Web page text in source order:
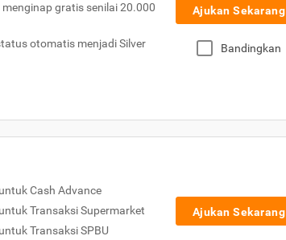
gratis senilai 20.000
otomatis menjadi Silver
Ajukan Sekarang
Bandingkan
Cash Advance
Transaksi Supermarket
Transaksi SPBU
Ajukan Sekarang